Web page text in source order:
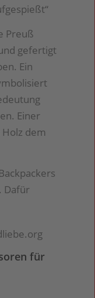
Preuß
gefertigt
Ein
Einer
dem
Dafür
für